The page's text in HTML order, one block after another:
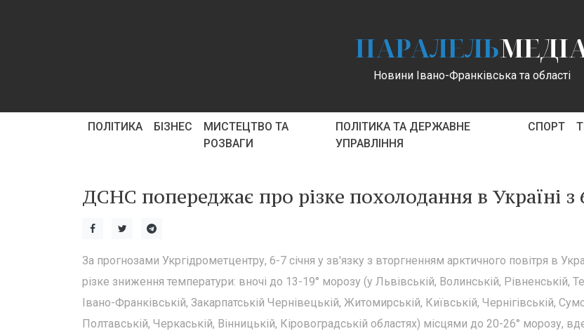
ПАРАЛЕЛЬ
Новини Івано-Франківська та області
ПОЛІТИКА БІЗНЕС
МИСТЕЦТВО ТА
РОЗВАГИ
ПОЛІТИКА ТА ДЕРЖАВНЕ
УПРАВЛІННЯ
СПОРТ
ДСНС попереджає про різке похолодання в Україні з
За прогнозами Укргідрометцентру, 6-7 січня у зв'язку з вторгненням арктичного повітря в
різке зниження температури: вночі до 13-19° морозу (у Львівській, Волинській, Рівненській,
Івано-Франківській, Закарпатській Чернівецькій, Житомирській, Київській, Чернігівській,
Полтавській, Черкаській, Вінницькій, Кіровоградській областях) місцями до 20-26° морозу,